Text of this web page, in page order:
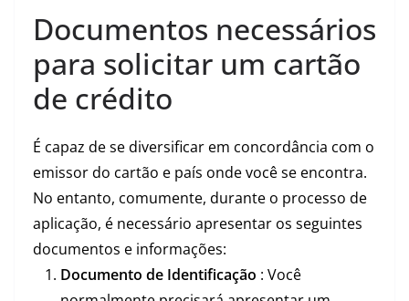
Documentos necessários
para solicitar um cartão
de crédito
É capaz de se diversificar em concordância com o
emissor do cartão e país onde você se encontra.
No entanto, comumente, durante o processo de
aplicação, é necessário apresentar os seguintes
documentos e informações:
Documento de Identificação : Você